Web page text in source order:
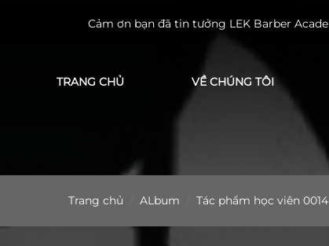
Barber Academy
TRANG CHỦ VỀ CHÚNG TÔI
Trang chủ ALbum Tác phẩm học viên 0014